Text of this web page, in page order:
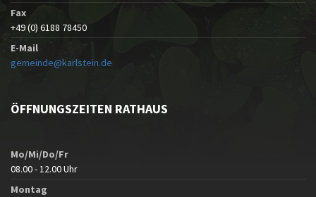
Fax
+49 (0) 6188 78450
E-Mail
gemeinde@karlstein.de
ÖFFNUNGSZEITEN RATHAUS
Mo/Mi/Do/Fr
08.00 - 12.00 Uhr
Montag